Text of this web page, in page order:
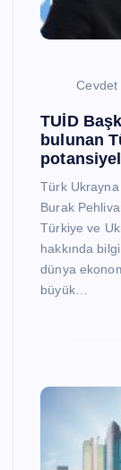
Cevdet
TUİD
bulunan
Türk Ukrayna
Burak
Türkiye ve
hakkında
dünya
büyük…